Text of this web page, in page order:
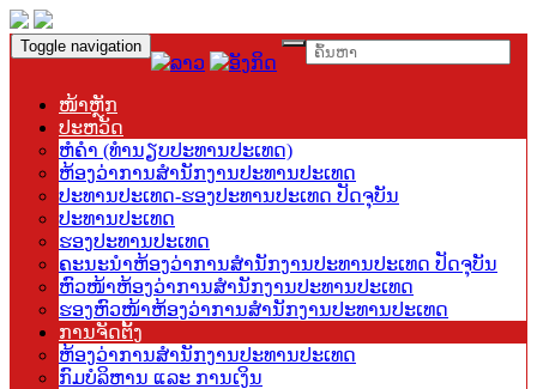
Toggle navigation
ໜ້າຫຼັກ
ປະຫວັດ
ຫໍຄຳ (ທຳນຽບປະທານປະເທດ)
ຫ້ອງວ່າການສຳນັກງານປະທານປະເທດ
ປະທານປະເທດ-ຮອງປະທານປະເທດ ປັດຈຸບັນ
ປະທານປະເທດ
ຮອງປະທານປະເທດ
ຄະນະນຳຫ້ອງວ່າການສຳນັກງານປະທານປະເທດ ປັດຈຸບັນ
ຫົວໜ້າຫ້ອງວ່າການສຳນັກງານປະທານປະເທດ
ຮອງຫົວໜ້າຫ້ອງວ່າການສຳນັກງານປະທານປະເທດ
ການຈັດຕັ້ງ
ຫ້ອງວ່າການສຳນັກງານປະທານປະເທດ
ກົມບໍລິຫານ ແລະ ການເງິນ